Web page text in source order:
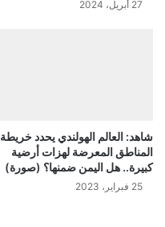
27 أبريل، 2024
شاهد: العالم الهولندي يحدد خريطة
المناطق المعرضة لهزات أرضية
كبيرة.. هل اليمن ضمنها؟ (صورة)
25 فبراير، 2023